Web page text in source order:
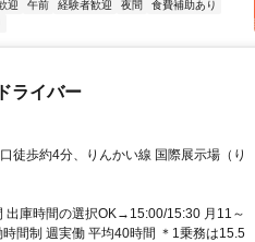
迎 午前 経験者歓迎 夜間
食費補助あり
ライバー
徒歩約4分、りんかい線 国際展示場（り
出庫時間の選択OK→15:00/15:30 月11～
間制 週実働 平均40時間 ＊1乗務は15.5